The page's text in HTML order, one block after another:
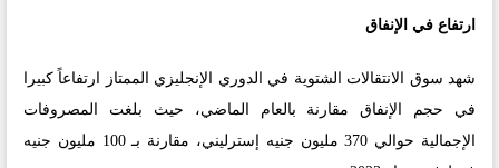
ارتفاع في الإنفاق
شهد سوق الانتقالات الشتوية في الدوري الإنجليزي الممتاز ارتفاعاً كبيرا
في حجم الإنفاق مقارنة بالعام الماضي، حيث بلغت المصروفات
الإجمالية حوالي 370 مليون جنيه إسترليني، مقارنة بـ 100 مليون جنيه